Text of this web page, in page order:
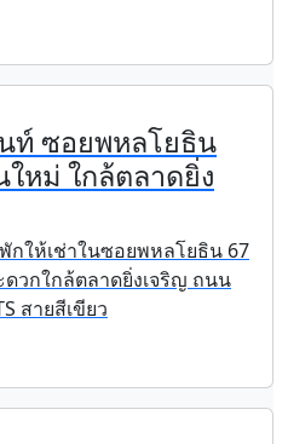
ท์ ซอยพหลโยธิน
หม่ ใกล้ตลาดยิ่ง
ให้เช่าในซอยพหลโยธิน 67
วกใกล้ตลาดยิ่งเจริญ ถนน
สายสีเขียว